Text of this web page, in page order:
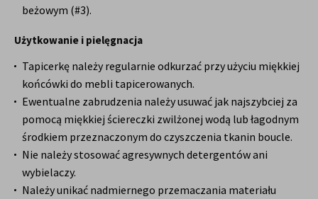
beżowym (#3).
Użytkowanie i pielęgnacja
Tapicerkę należy regularnie odkurzać przy użyciu miękkiej
końcówki do mebli tapicerowanych.
Ewentualne zabrudzenia należy usuwać jak najszybciej za
pomocą miękkiej ściereczki zwilżonej wodą lub łagodnym
środkiem przeznaczonym do czyszczenia tkanin boucle.
Nie należy stosować agresywnych detergentów ani
wybielaczy.
Należy unikać nadmiernego przemaczania materiału